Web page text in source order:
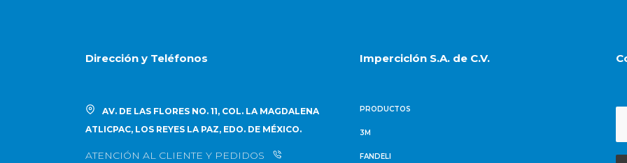
Dirección y Teléfonos
AV. DE LAS FLORES NO. 11, COL. LA MAGDALENA
ATLICPAC, LOS REYES LA PAZ, EDO. DE MÉXICO.
ATENCIÓN AL CLIENTE Y PEDIDOS
Imperciclón S.A. de C.V.
PRODUCTOS
3M
FANDELI